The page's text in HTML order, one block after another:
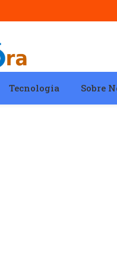
Tecnologia Sobre